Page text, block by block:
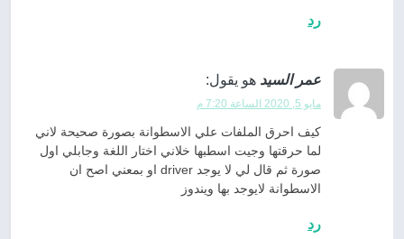
رد
عمر السيد هو يقول:
مايو 5, 2020 الساعة 7:20 م
كيف احرق الملفات علي الاسطوانة بصورة صحيحة لاني
لما حرقتها وجيت اسطبها خلاني اختار اللغة وجابلي اول
صورة ثم قال لي لا يوجد driver او بمعني اصح ان
الاسطوانة لايوجد بها ويندوز
رد